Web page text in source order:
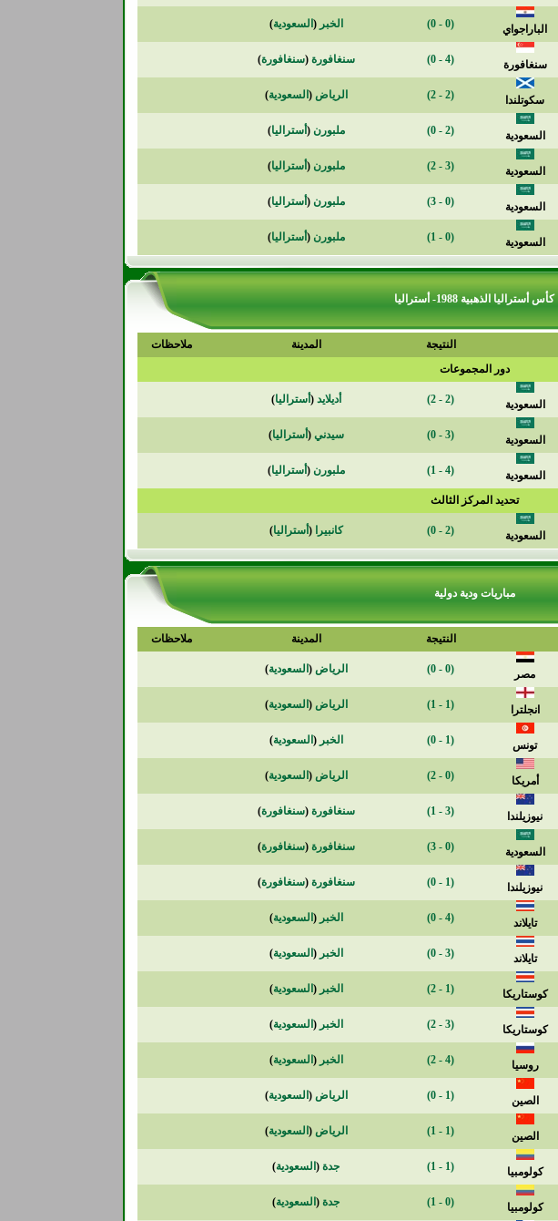
الباراجواي (0 - 0) الخبر ( السعودية)
سنغافورة (4 - 0) سنغافورة (سنغافورة)
سكوتلندا (2 - 2) الرياض ( السعودية)
السعودية (2 - 0) ملبورن ( أستراليا)
السعودية (3 - 2) ملبورن ( أستراليا)
السعودية (0 - 3) ملبورن ( أستراليا)
السعودية (0 - 1) ملبورن ( أستراليا)
كأس أستراليا الذهبية 1988- أستراليا
النتيجة المدينة
ملاحظات
دور المجموعات
السعودية (2 - 2) أديلايد ( أستراليا)
السعودية (3 - 0) سيدني ( أستراليا)
السعودية (4 - 1) ملبورن ( أستراليا)
تحديد المركز الثالث
السعودية (2 - 0) كانبيرا ( أستراليا)
مباريات ودية دولية
النتيجة المدينة ملاحظات
مصر (0 - 0) الرياض (السعودية)
انجلترا (1 - 1) الرياض (السعودية)
تونس (1 - 0) الخبر (السعودية)
أمريكا (0 - 2) الرياض (السعودية)
نيوزيلندا (3 - 1) سنغافورة (سنغافورة)
السعودية (0 - 3) سنغافورة (سنغافورة)
نيوزيلندا (1 - 0) سنغافورة (سنغافورة)
تايلاند (4 - 0) الخبر (السعودية)
تايلاند (3 - 0) الخبر (السعودية)
كوستاريكا (1 - 2) الخبر (السعودية)
كوستاريكا (3 - 2) الخبر (السعودية)
روسيا (4 - 2) الخبر (السعودية)
الصين (1 - 0) الرياض (السعودية)
الصين (1 - 1) الرياض (السعودية)
كولومبيا (1 - 1) جدة (السعودية)
كولومبيا (0 - 1) جدة (السعودية)